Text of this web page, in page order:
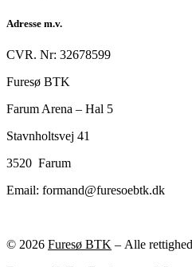
Adresse m.v.
CVR. Nr: 32678599
Furesø BTK
Farum Arena – Hal 5
Stavnholtsvej 41
3520 Farum
Email: formand@furesoebtk.dk
© 2026 Furesø BTK – Alle